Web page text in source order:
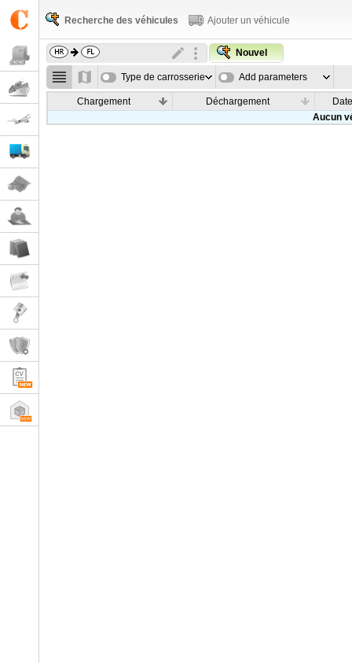
Recherche des véhicules Ajouter un véhicule
Nouvel
Type de carrosserie Add parameters
Chargement Déchargement
Aucun